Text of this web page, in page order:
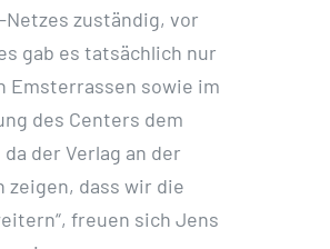
zuständig, vor
gab es tatsächlich nur
Emsterrassen sowie im
des Centers dem
der Verlag an der
zeigen, dass wir die
freuen sich Jens